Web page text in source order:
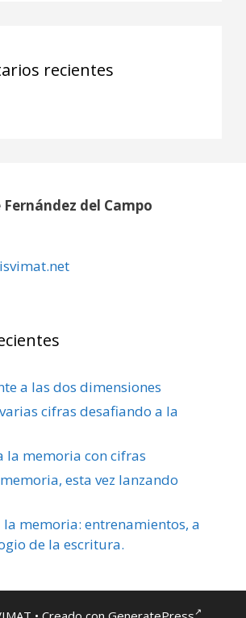
recientes
Fernández del Campo
a las dos dimensiones
cifras desafiando a la
la memoria con cifras
esta vez lanzando
la memoria: entrenamientos, a
de la escritura.